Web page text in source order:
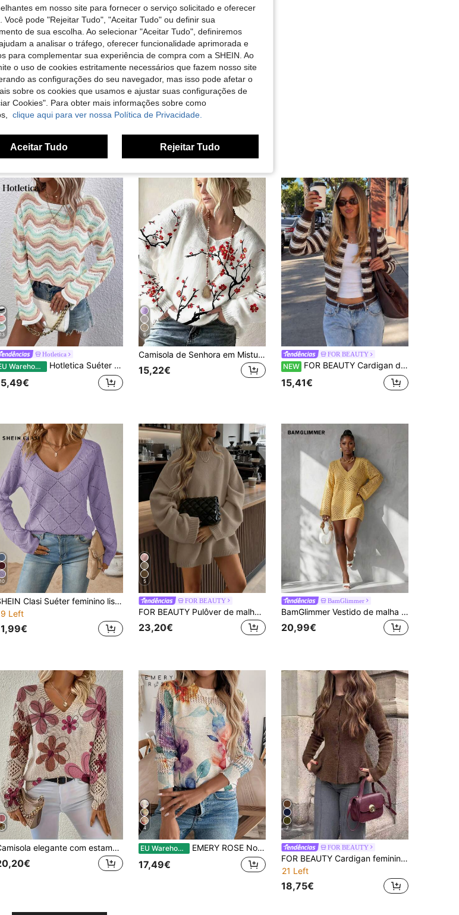
Útil (0)
13
Hotletica
EU Warehouse Hotletica Suéter de malha, minimalista, casual, para uso diário, outono/inverno
6
Camisola de Senhora em Mistura de Mohair Felpuda | Pullover de Outono/Inverno Rosa Acinzentado com Decote em V | Top de Malha Macio com Ombros Caídos, Baile de Formatura, Halloween, Regresso às Aulas
15,22€
FOR BEAUTY
NEW FOR BEAUTY Cardigan de malha ajustado para mulher, estilo Y2K, castanho chocolate às riscas, gola redonda e botões, adequado para campus, regresso às aulas, concertos e uso diário
15,41€
10
SHEIN Clasi Suéter feminino liso com decote em V, manga comprida, vazado, solto, primavera/outono, manga comprida
Left
5
FOR BEAUTY
FOR BEAUTY Pulôver de malha para mulher Y2K de outono/inverno, cor lisa, gola redonda, manga comprida, corte largo, casual, moda para deslocações e uso diário
23,20€
BamGlimmer
BamGlimmer Vestido de malha vazada de cor lisa para mulher
20,99€
Camisola elegante com estampado floral, decote em V e manga comprida, versátil para primavera, verão, outono e inverno, estilo boémio, para viagens e outono
4
EU Warehouse EMERY ROSE Novo suéter feminino vintage com estampa tie-dye, gola redonda, leve, de seda gelada, estiloso para primavera e verão, suéteres florais para mulheres, tops coloridos para mulheres, blusas femininas, suéteres de verão de manga comprida para mulheres, suéteres femininos
17,49€
7
FOR BEAUTY
FOR BEAUTY Cardigan feminino para outono/inverno, castanho, manga comprida, corte slim, malha canelada, gola redonda, abotoado, bainha peplum, estilo Y2K, casual, para festa e saídas
21 Left
18,75€
em nosso site para fornecer o serviço solicitado e oferecer
pode "Rejeitar Tudo", "Aceitar Tudo" ou definir sua
de sua escolha. Ao selecionar "Aceitar Tudo", definiremos
a analisar o tráfego, oferecer funcionalidade aprimorada e
para complementar sua experiência de compra com a SHEIN. Ao
o uso de cookies estritamente necessários que fazem nosso site
as configurações do seu navegador, mas isso pode afetar o
sobre os cookies que usamos e ajustar suas configurações de
Cookies". Para obter mais informações sobre como
clique aqui para ver nossa Política de Privacidade.
Aceitar Tudo Rejeitar Tudo